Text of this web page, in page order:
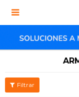
